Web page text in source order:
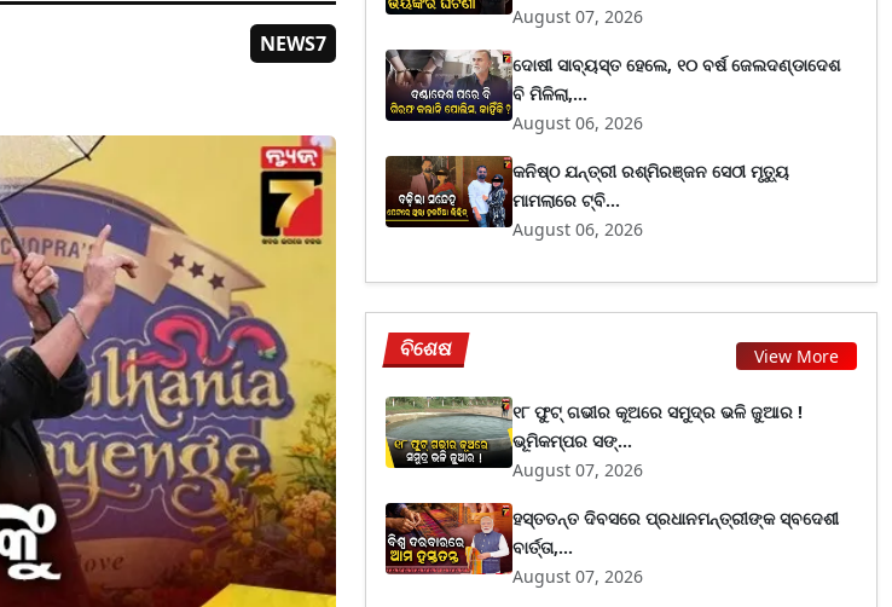
NEWS7
August 07, 2026
ଦୋଷୀ ସାବ୍ୟସ୍ତ ହେଲେ, ୧୦ ବର୍ଷ ଜେଲଦଣ୍ଡାଦେଶ
ବି ମିଳିଲା,...
August 06, 2026
କନିଷ୍ଠ ଯନ୍ତ୍ରୀ ରଶ୍ମିରଞ୍ଜନ ସେଠୀ ମୃତ୍ୟୁ
ମାମଲାରେ ଟ୍ବି...
August 06, 2026
ବିଶେଷ View More
୧୮ ଫୁଟ୍ ଗଭୀର କୂଅରେ ସମୁଦ୍ର ଭଳି ଜୁଆର !
ଭୂମିକମ୍ପର ସଙ୍...
August 07, 2026
ହସ୍ତତନ୍ତ ଦିବସରେ ପ୍ରଧାନମନ୍ତ୍ରୀଙ୍କ ସ୍ବଦେଶୀ
ବାର୍ତ୍ତା,...
August 07, 2026